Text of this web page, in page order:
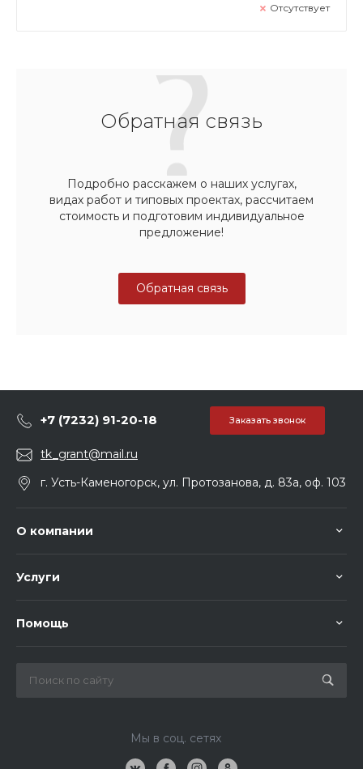
Отсутствует
Обратная связь
Подробно расскажем о наших услугах,
видах работ и типовых проектах, рассчитаем
стоимость и подготовим индивидуальное
предложение!
Обратная связь
+7 (7232) 91-20-18 Заказать звонок
tk_grant@mail.ru
г. Усть-Каменогорск, ул. Протозанова, д. 83а, оф. 103
О компании
Услуги
Помощь
Мы в соц. сетях